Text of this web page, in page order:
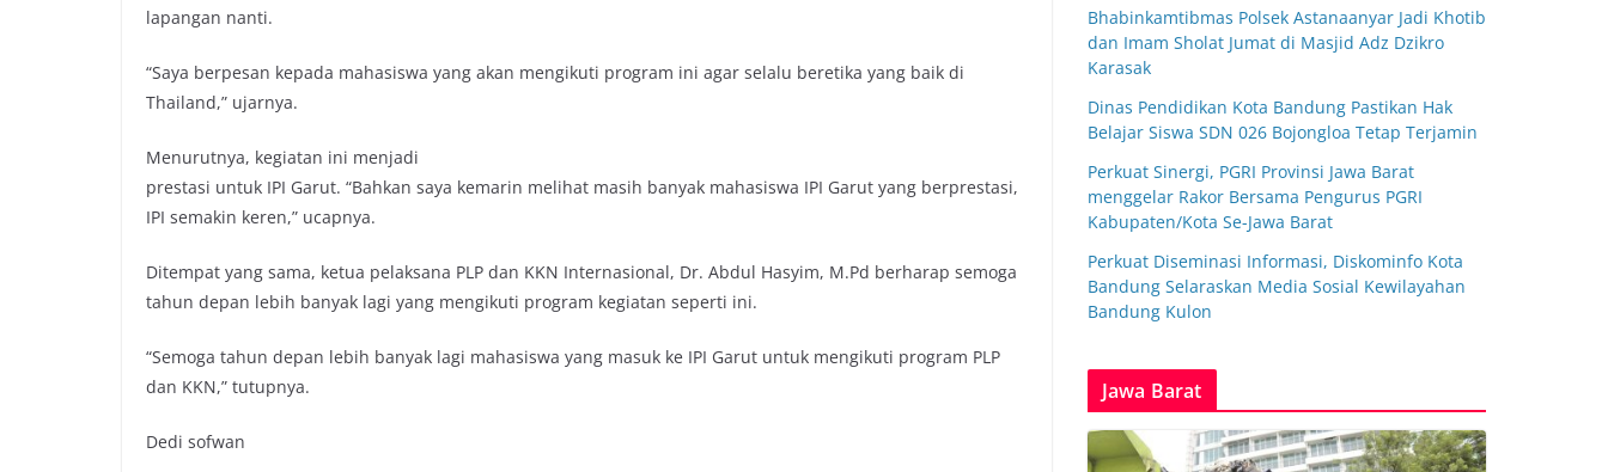
lapangan nanti.
“Saya berpesan kepada mahasiswa yang akan mengikuti program ini agar selalu beretika yang baik di
Thailand,” ujarnya.
Menurutnya, kegiatan ini menjadi
prestasi untuk IPI Garut. “Bahkan saya kemarin melihat masih banyak mahasiswa IPI Garut yang berprestasi,
IPI semakin keren,” ucapnya.
Ditempat yang sama, ketua pelaksana PLP dan KKN Internasional, Dr. Abdul Hasyim, M.Pd berharap semoga
tahun depan lebih banyak lagi yang mengikuti program kegiatan seperti ini.
“Semoga tahun depan lebih banyak lagi mahasiswa yang masuk ke IPI Garut untuk mengikuti program PLP
dan KKN,” tutupnya.
Dedi sofwan
Bhabinkamtibmas Polsek Astanaanyar Jadi Khotib
dan Imam Sholat Jumat di Masjid Adz Dzikro
Karasak
Dinas Pendidikan Kota Bandung Pastikan Hak
Belajar Siswa SDN 026 Bojongloa Tetap Terjamin
Perkuat Sinergi, PGRI Provinsi Jawa Barat
menggelar Rakor Bersama Pengurus PGRI
Kabupaten/Kota Se-Jawa Barat
Perkuat Diseminasi Informasi, Diskominfo Kota
Bandung Selaraskan Media Sosial Kewilayahan
Bandung Kulon
Jawa Barat